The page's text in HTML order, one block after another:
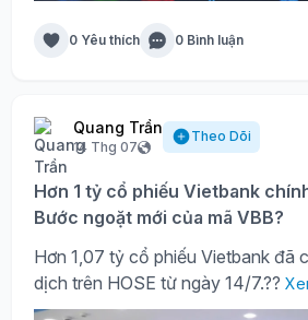
0 Yêu thích 0 Bình luận
Quang Trần
14 Thg 07
Theo Dõi
Hơn 1 tỷ cổ phiếu Vietbank
Bước ngoặt mới của mã VBB?
Hơn 1,07 tỷ cổ phiếu Vietbank đã
dịch trên HOSE từ ngày 14/7.??